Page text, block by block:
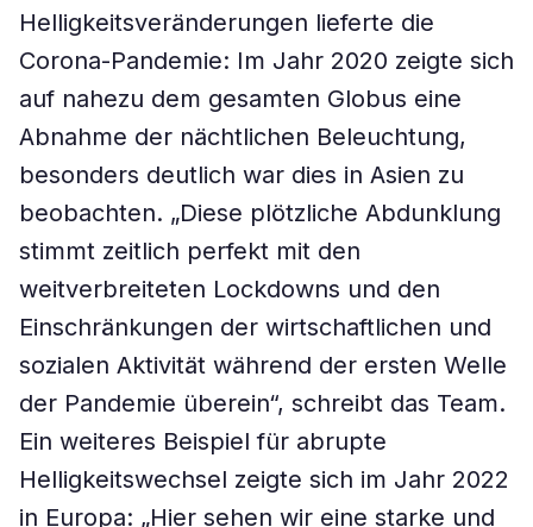
Helligkeitsveränderungen lieferte die
Corona-Pandemie: Im Jahr 2020 zeigte sich
auf nahezu dem gesamten Globus eine
Abnahme der nächtlichen Beleuchtung,
besonders deutlich war dies in Asien zu
beobachten. „Diese plötzliche Abdunklung
stimmt zeitlich perfekt mit den
weitverbreiteten Lockdowns und den
Einschränkungen der wirtschaftlichen und
sozialen Aktivität während der ersten Welle
der Pandemie überein“, schreibt das Team.
Ein weiteres Beispiel für abrupte
Helligkeitswechsel zeigte sich im Jahr 2022
in Europa: „Hier sehen wir eine starke und